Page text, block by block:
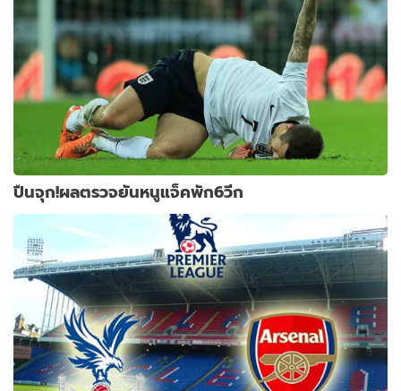
ปืนจุก!ผลตรวจยันหนูแจ็คพัก6วีก